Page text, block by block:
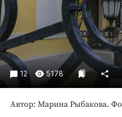
Праздники
Происшествия
Спорт
Экономика и бизнес
ПРОЕКТЫ
Издания
12 5178
Автор: Марина Рыбакова.